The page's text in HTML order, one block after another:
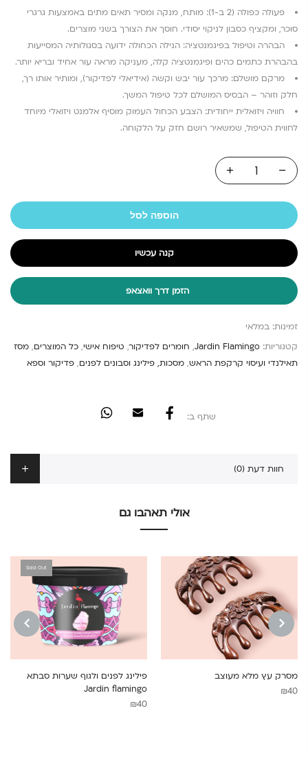
פעולה כפולה (2 ב-1): מותח, מנקה ומסיר תאים מתים באמצעות גרגרי
סוכר, ומקציף כסבון לניקוי יסודי. חוסך את הצורך בשני מוצרים.
הבהרה וטיפול בפיגמנטציה: הנילה הכחולה ידועה בסגולותיה המסייעות
בהבהרת כתמים כהים ופיגמנטציה קלה, מעניקה מראה עור אחיד ובריא יותר.
מרקם מושלם: מרכך עור יבש וקשה (אידיאלי לפדיקור), ומותיר אותו רך,
חלק וזוהר – הבסיס המושלם לכל טיפול המשך.
חוויה ויזואלית ייחודית: הצבע הכחול העמוק מוסיף אלמנט ויזואלי מיוחד
לחווית הטיפול, שמשאיר רושם חזק על הלקוחה.
הוספה לסל
קנה עכשיו
הזמן דרך וואצאפ
זמינות: במלאי
קטגוריות: Jardin Flamingo
, חומרים לפדיקור, טיפוח אישי, כל המוצרים, מסז
תאילנדי ועיסוי קרקפת הראש, מסכות, פילינג וסבונים לפנים, פדיקור וספא
שתף ב:
חוות דעת (0)
אולי תאהבו גם
PREVIOUS
מסרק עץ מלא מעוצב
₪40
Sold Out
פילינג לפנים ולגוף שערות סבתא
Jardin flamingo
₪40